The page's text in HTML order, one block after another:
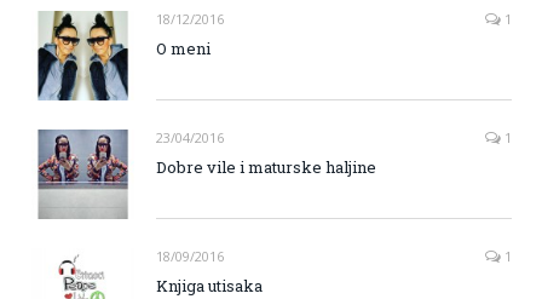
18/12/2016 1
O meni
23/04/2016 1
Dobre vile i maturske haljine
18/09/2016 1
Knjiga utisaka